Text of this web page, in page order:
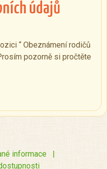
údajů
“ Obeznámení rodičů
pozorně si pročtěte
informace|